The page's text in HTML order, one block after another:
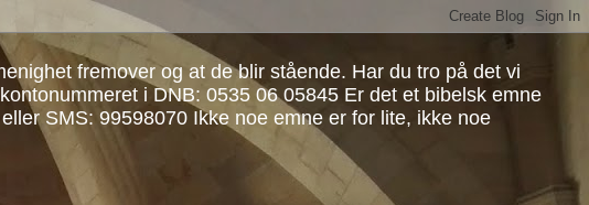
fremover og at de blir stående. Har du tro på det vi
i DNB: 0535 06 05845 Er det et bibelsk emne
SMS: 99598070 Ikke noe emne er for lite, ikke noe